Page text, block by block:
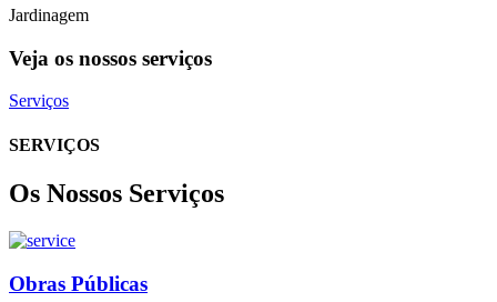
Jardinagem
Veja os nossos serviços
Serviços
SERVIÇOS
Os Nossos Serviços
Obras Públicas